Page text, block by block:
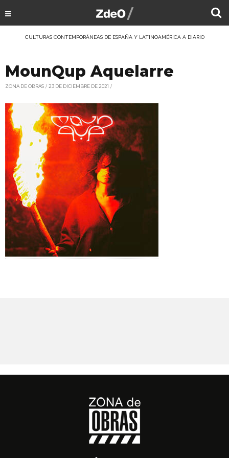
CULTURAS CONTEMPORÁNEAS DE ESPAÑA Y LATINOAMÉRICA A DIARIO
MounQup Aquelarre
ZONA DE OBRAS 23 DE DICIEMBRE DE 2021